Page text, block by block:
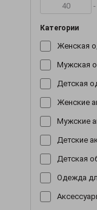
-
Категории
Женская
Мужская
Детская
Женские
Мужские
Детские
Детская
Одежда